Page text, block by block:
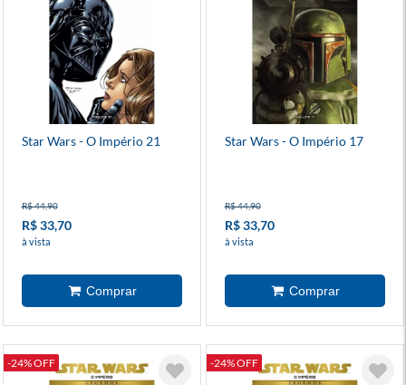
Star Wars - O Império 21
R$ 44,90
R$ 33,70
à vista
Star Wars - O Império 17
R$ 44,90
R$ 33,70
à vista
-24% OFF -24% OFF